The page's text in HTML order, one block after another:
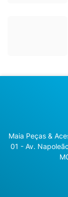
Maia Peças &
01 - Av.